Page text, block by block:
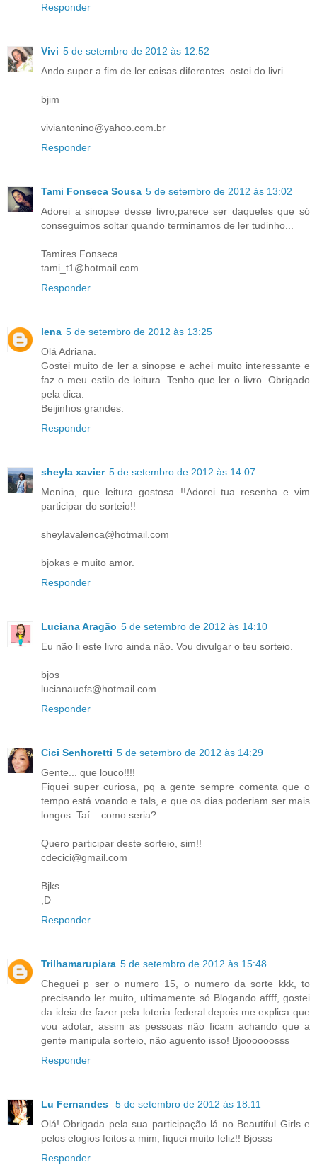
Responder
Vivi 5 de setembro de 2012 às 12:52
Ando super a fim de ler coisas diferentes. ostei do livri.
bjim
viviantonino@yahoo.com.br
Responder
Tami Fonseca Sousa 5 de setembro de 2012 às 13:02
Adorei a sinopse desse livro,parece ser daqueles que só
conseguimos soltar quando terminamos de ler tudinho...
Tamires Fonseca
tami_t1@hotmail.com
Responder
lena 5 de setembro de 2012 às 13:25
Olá Adriana.
Gostei muito de ler a sinopse e achei muito interessante e
faz o meu estilo de leitura. Tenho que ler o livro. Obrigado
pela dica.
Beijinhos grandes.
Responder
sheyla xavier 5 de setembro de 2012 às 14:07
Menina, que leitura gostosa !!Adorei tua resenha e vim
participar do sorteio!!
sheylavalenca@hotmail.com
bjokas e muito amor.
Responder
Luciana Aragão 5 de setembro de 2012 às 14:10
Eu não li este livro ainda não. Vou divulgar o teu sorteio.
bjos
lucianauefs@hotmail.com
Responder
Cici Senhoretti 5 de setembro de 2012 às 14:29
Gente... que louco!!!!
Fiquei super curiosa, pq a gente sempre comenta que o
tempo está voando e tals, e que os dias poderiam ser mais
longos. Taí... como seria?
Quero participar deste sorteio, sim!!
cdecici@gmail.com
Bjks
;D
Responder
Trilhamarupiara 5 de setembro de 2012 às 15:48
Cheguei p ser o numero 15, o numero da sorte kkk, to
precisando ler muito, ultimamente só Blogando affff, gostei
da ideia de fazer pela loteria federal depois me explica que
vou adotar, assim as pessoas não ficam achando que a
gente manipula sorteio, não aguento isso! Bjoooooosss
Responder
Lu Fernandes
5 de setembro de 2012 às 18:11
Olá! Obrigada pela sua participação lá no Beautiful Girls e
pelos elogios feitos a mim, fiquei muito feliz!! Bjosss
Responder